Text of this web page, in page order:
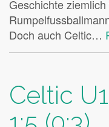
Geschichte
Doch auch Celtic…
Celtic